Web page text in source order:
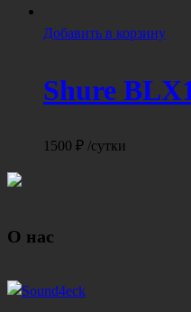
Добавить в корзину
Shure
1500 ₽ /сутки
О нас